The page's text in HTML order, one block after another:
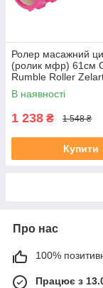
Ролер масажний
(ролик мфр) 61см
Rumble Roller
кольори в
В наявності
1 238 ₴ 1 548 ₴
Купити
Про нас
100%
Працює з